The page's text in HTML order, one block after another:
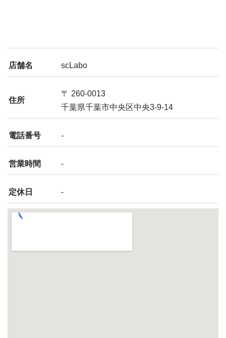
店舗名 scLabo
住所
〒 260-0013
千葉県千葉市中央区中央3-9-14
電話番号 -
営業時間 -
定休日 -